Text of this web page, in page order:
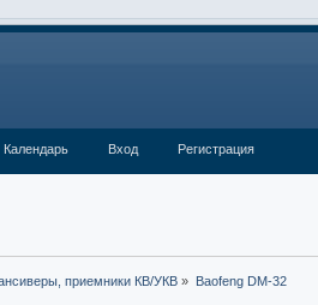
Календарь Вход Регистрация
приемники КВ/УКВ » Baofeng DM-32